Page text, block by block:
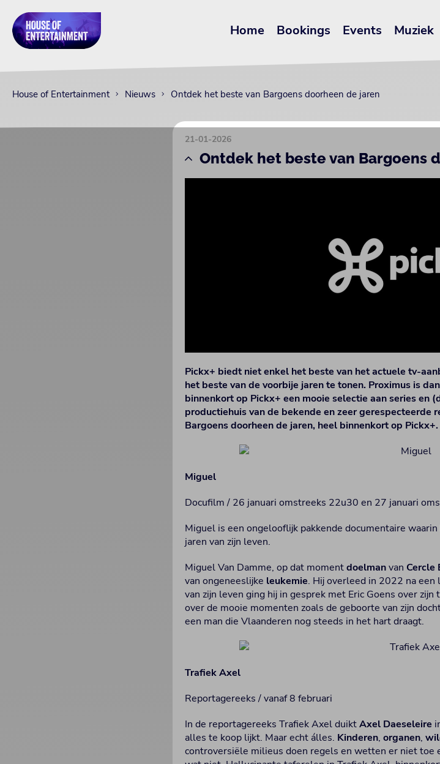
Home Bookings Events Muziek
House of Entertainment Nieuws Ontdek het beste van Bargoens doorheen de jaren
21-01-2026
Ontdek het beste van Bargoens
Pickx+ biedt niet enkel het beste van het actuele tv-
het beste van de voorbije jaren te tonen. Proximus is
binnenkort op Pickx+ een mooie selectie aan series en
productiehuis van de bekende en zeer gerespecteerde
Bargoens doorheen de jaren, heel binnenkort op
Miguel
Docufilm / 26 januari omstreeks 22u30 en 27 januari
Miguel is een ongelooflijk pakkende documentaire waarin
jaren van zijn leven.
Miguel Van Damme, op dat momentdoelmanvan Cercle
van ongeneeslijke leukemie. Hij overleed in 2022 na
van zijn leven ging hij in gesprek met Eric Goens over
over de mooie momenten zoals de geboorte van zijn
een man die Vlaanderen nog steeds in het hart draagt.
Trafiek Axel
Reportagereeks / vanaf 8 februari
In de reportagereeks Trafiek Axel duiktAxel Daeseleire
alles te koop lijkt. Maar echt álles. Kinderen,organen,
controversiële milieus doen regels en wetten er niet toe